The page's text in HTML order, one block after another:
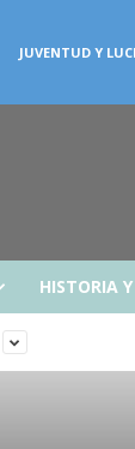
JUVENTUD Y
HISTORIA